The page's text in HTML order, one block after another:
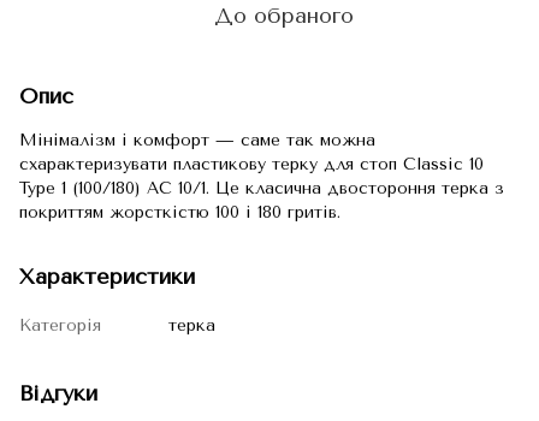
До обраного
Опис
Мінімалізм і комфорт — саме так можна
схарактеризувати пластикову терку для стоп Classic 10
Type 1 (100/180) AC 10/1. Це класична двостороння терка з
покриттям жорсткістю 100 і 180 гритів.
Характеристики
Категорія терка
Відгуки